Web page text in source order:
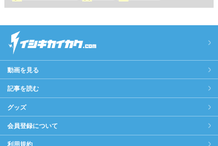
動画を見る
記事を読む
グッズ
会員登録について